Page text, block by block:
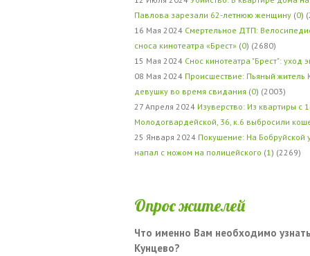
Павлова зарезали 62-летнюю женщину (0)
16 Мая 2024 Смертельное ДТП:
сноса кинотеатра «Брест» (0) (2680)
15 Мая 2024 Снос кинотеатра "Брест": уход
08 Мая 2024 Происшествие: Пьяный житель
девушку во время свидания (0) (2003)
27 Апреля 2024 Изуверство: Из квартиры с
Молодогвардейской, 36, к.6 выбросили
25 Января 2024 Покушение: На Бобруйской
напал с ножом на полицейского (1 ) (2269)
Опрос жителей
Что именно Вам необходимо
Кунцево?